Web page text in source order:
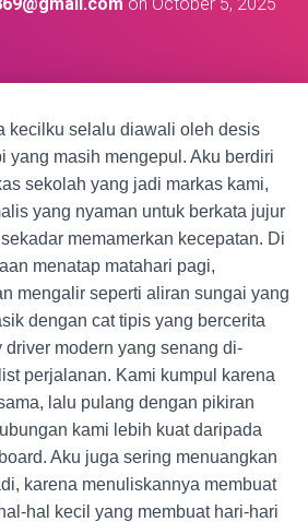
kecilku selalu diawali oleh desis
yang masih mengepul. Aku berdiri
sekolah yang jadi markas kami,
yang nyaman untuk berkata jujur
memamerkan kecepatan. Di
menatap matahari pagi,
mengalir seperti aliran sungai yang
dengan cat tipis yang bercerita
driver modern yang senang di-
perjalanan. Kami kumpul karena
lalu pulang dengan pikiran
kami lebih kuat daripada
Aku juga sering menuangkan
karena menuliskannya membuat
hal kecil yang membuat hari-hari